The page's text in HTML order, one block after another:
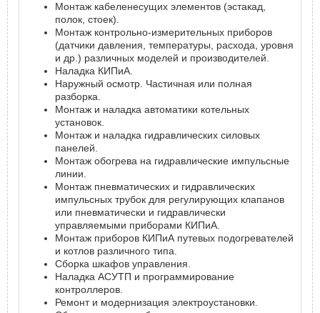
Монтаж кабеленесущих элементов (эстакад,
полок, стоек).
Монтаж контрольно-измерительных приборов
(датчики давления, температуры, расхода, уровня
и др.) различных моделей и производителей.
Наладка КИПиА.
Наружный осмотр. Частичная или полная
разборка.
Монтаж и наладка автоматики котельных
установок.
Монтаж и наладка гидравлических силовых
панелей.
Монтаж обогрева на гидравлические импульсные
линии.
Монтаж пневматических и гидравлических
импульсных трубок для регулирующих клапанов
или пневматически и гидравлически
управляемыми приборами КИПиА.
Монтаж приборов КИПиА путевых подогревателей
и котлов различного типа.
Сборка шкафов управления.
Наладка АСУТП и программирование
контроллеров.
Ремонт и модернизация электроустановки.